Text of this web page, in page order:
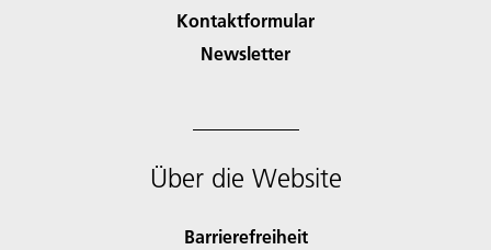
Kontaktformular
Newsletter
Über die Website
Barrierefreiheit